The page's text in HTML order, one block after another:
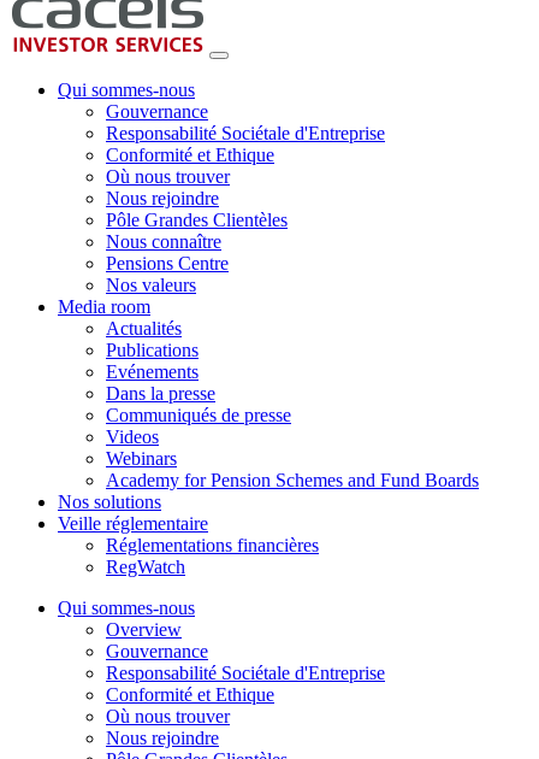
Qui sommes-nous
Gouvernance
Responsabilité Sociétale d'Entreprise
Conformité et Ethique
Où nous trouver
Nous rejoindre
Pôle Grandes Clientèles
Nous connaître
Pensions Centre
Nos valeurs
Media room
Actualités
Publications
Evénements
Dans la presse
Communiqués de presse
Videos
Webinars
Academy for Pension Schemes and Fund Boards
Nos solutions
Veille réglementaire
Réglementations financières
RegWatch
Qui sommes-nous
Overview
Gouvernance
Responsabilité Sociétale d'Entreprise
Conformité et Ethique
Où nous trouver
Nous rejoindre